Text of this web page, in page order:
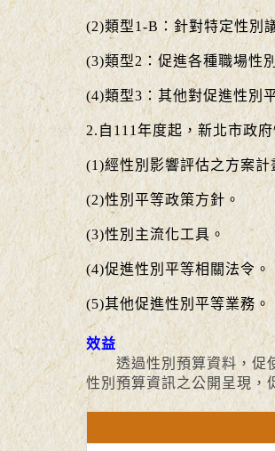
(2)類型1-B：針對特定性別
(3)類型2：促進各種職場性
(4)類型3：其他對促進性別
2.自111年度起，新北市政
(1)經性別影響評估之方案計
(2)性別平等政策方針。
(3)性別主流化工具。
(4)促進性別平等相關法令。
(5)其他促進性別平等業務。
效益
透過性別預算資料，促使
性別預算資訊之公開呈現，